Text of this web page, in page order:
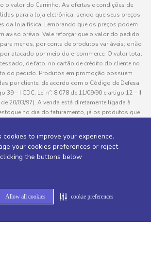
cookies to improve your experience.
your cookies preferences or reject
the buttons below
Allow all cookies cookie preferences
o valor do Carrinho. As ofertas e condições de
para a loja eletrônica, sendo que seus preços
da loja física. Lembrando que os preços podem
aviso prévio. Vale reforçar que o valor do pedido
menos, por conta de produtos variáveis; e não
atacado por meio do e-commerce. O valor total
de fato, no cartão de crédito do cliente no
do pedido. Produtos em promoção possuem
por cliente, de acordo com o Código de Defesa
– I CDC, Lei nº. 8.078 de 11/09/90 e artigo 12 – III
de 20/03/97). A venda está diretamente ligada à
no dia do faturamento, já os produtos que
não será entregue e o valor do item não será
produtos no site são ilustrativas, podendo haver
produto real e todos os pedidos estão sujeitos à
em “Política de Entregas”
por